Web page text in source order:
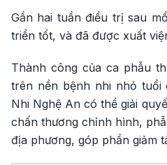
Gần hai tuần điều trị sau
triển tốt, và đã được xuất
Thành công của ca phẫu
trên nền bệnh nhi nhỏ tuổi
Nhi Nghệ An có thể giải
chấn thương chỉnh hình,
địa phương, góp phần giảm